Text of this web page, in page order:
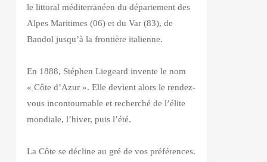
le littoral méditerranéen du département des
Alpes Maritimes (06) et du Var (83), de
Bandol jusqu’à la frontière italienne.
En 1888, Stéphen Liegeard invente le nom
« Côte d’Azur ». Elle devient alors le rendez-
vous incontournable et recherché de l’élite
mondiale, l’hiver, puis l’été.
La Côte se décline au gré de vos préférences.